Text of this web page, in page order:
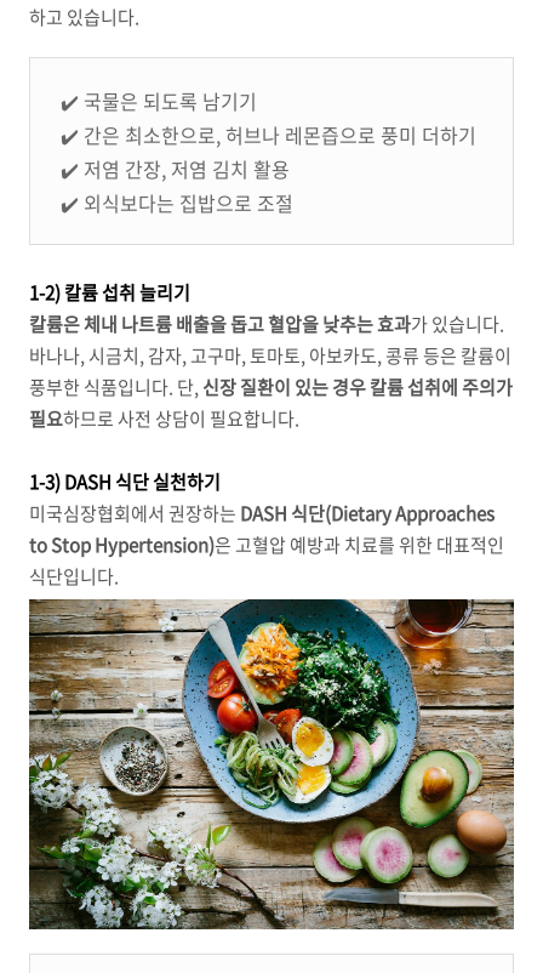
하고 있습니다.
✔️ 국물은 되도록 남기기
✔️ 간은 최소한으로, 허브나 레몬즙으로 풍미 더하기
✔️ 저염 간장, 저염 김치 활용
✔️ 외식보다는 집밥으로 조절
1-2) 칼륨 섭취 늘리기
칼륨은 체내 나트륨 배출을 돕고 혈압을 낮추는 효과가 있습니다.
바나나, 시금치, 감자, 고구마, 토마토, 아보카도, 콩류 등은 칼륨이
풍부한 식품입니다. 단, 신장 질환이 있는 경우 칼륨 섭취에 주의가
필요하므로 사전 상담이 필요합니다.
1-3) DASH 식단 실천하기
미국심장협회에서 권장하는 DASH 식단(Dietary Approaches
to Stop Hypertension)은 고혈압 예방과 치료를 위한 대표적인
식단입니다.